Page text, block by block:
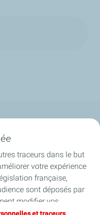
traceurs dans le but
votre expérience
française,
sont déposés par
modifier vos
sur le bouton « Gérer